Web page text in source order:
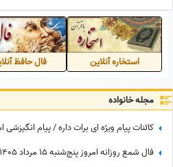
درست کنی+ ویدئو
استخاره آنلاین فال حافظ
مجله خانواده